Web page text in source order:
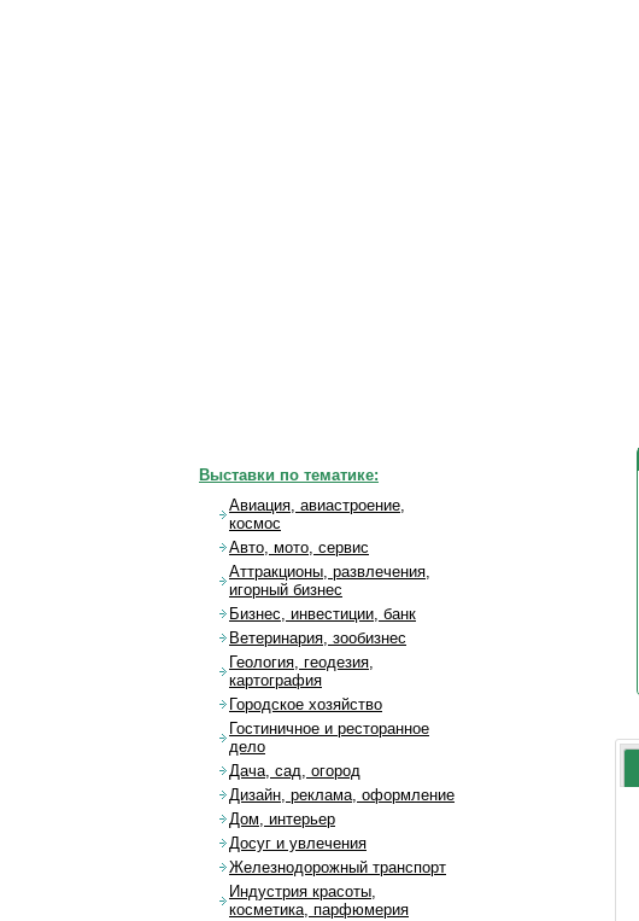
Выставки по тематике:
Авиация, авиастроение,
космос
Авто, мото, сервис
Аттракционы, развлечения,
игорный бизнес
Бизнес, инвестиции, банк
Ветеринария, зообизнес
Геология, геодезия,
картография
Городское хозяйство
Гостиничное и ресторанное
дело
Дача, сад, огород
Дизайн, реклама, оформление
Дом, интерьер
Досуг и увлечения
Железнодорожный транспорт
Индустрия красоты,
косметика, парфюмерия